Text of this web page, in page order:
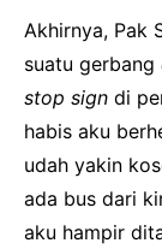
Akhirnya, Pak
suatu gerbang
stop sign di
habis aku
udah yakin
ada bus dari
aku hampir